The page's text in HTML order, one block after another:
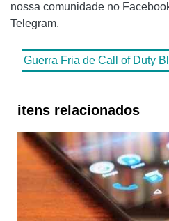
nossa comunidade no
Telegram.
Guerra Fria de Call of Duty
itens relacionados